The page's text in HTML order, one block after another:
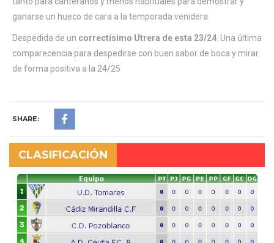
ganarse un hueco de cara a la temporada venidera.
Despedida de un correctísimo Utrera de esta 23/24. Una última
comparecencia para despedirse con buen sabor de boca y mirar
de forma positiva a la 24/25
SHARE:
CLASIFICACIÓN